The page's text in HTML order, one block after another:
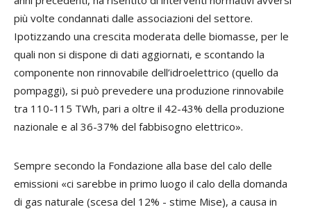
più volte condannati dalle associazioni del settore.
Ipotizzando una crescita moderata delle biomasse, per le
quali non si dispone di dati aggiornati, e scontando la
componente non rinnovabile dell’idroelettrico (quello da
pompaggi), si può prevedere una produzione rinnovabile
tra 110-115 TWh, pari a oltre il 42-43% della produzione
nazionale e al 36-37% del fabbisogno elettrico».
Sempre secondo la Fondazione alla base del calo delle
emissioni «ci sarebbe in primo luogo il calo della domanda
di gas naturale (scesa del 12% - stime Mise), a causa in